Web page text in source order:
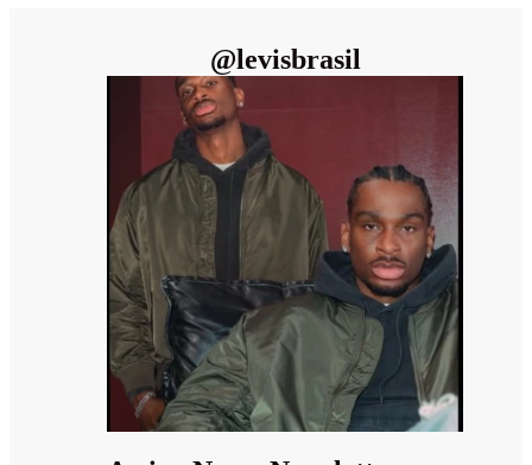
@levisbrasil